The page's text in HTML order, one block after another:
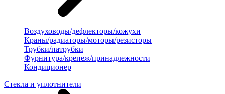
Воздуховоды/дефлекторы/кожухи
Краны/радиаторы/моторы/резисторы
Трубки/патрубки
Фурнитура/крепеж/принадлежности
Кондиционер
Стекла и уплотнители